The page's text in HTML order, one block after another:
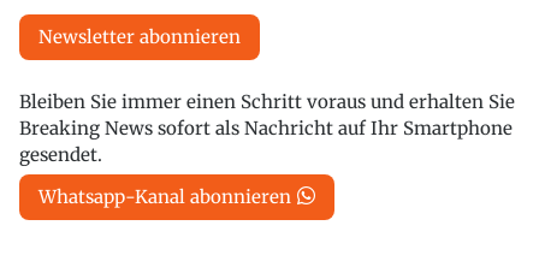
Newsletter abonnieren
Bleiben Sie immer einen Schritt voraus und erhalten Sie
Breaking News sofort als Nachricht auf Ihr Smartphone
gesendet.
Whatsapp-Kanal abonnieren